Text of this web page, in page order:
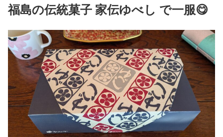
福島の伝統菓子 家伝ゆべし で一服😋